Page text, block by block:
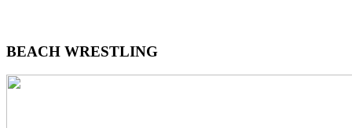
BEACH WRESTLING